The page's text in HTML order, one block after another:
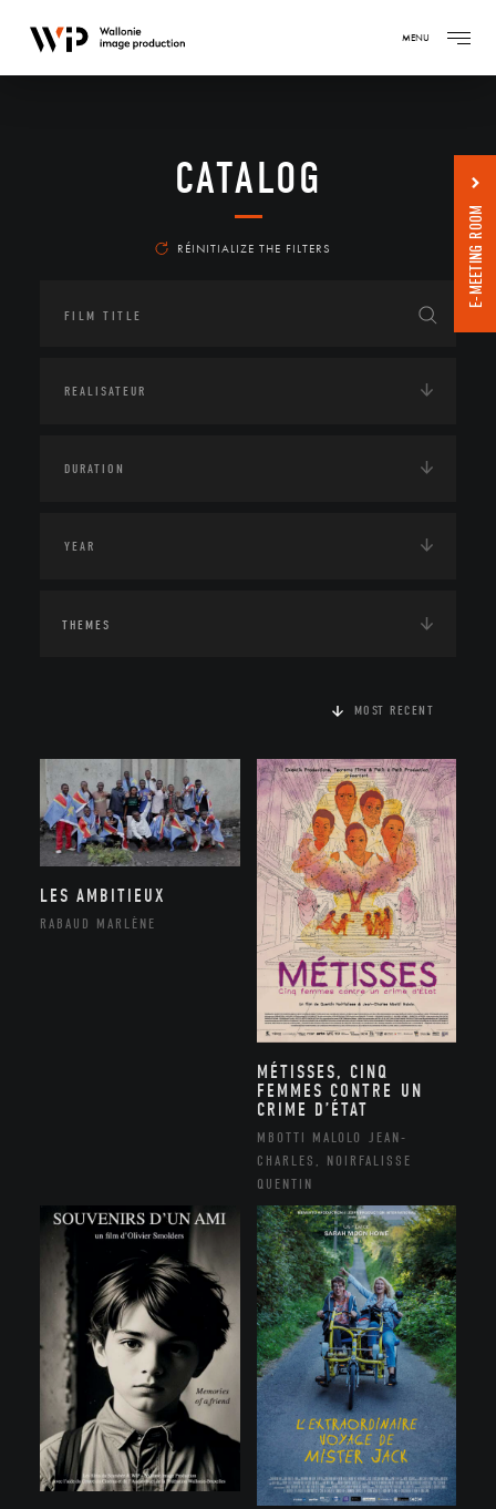
MENU
CATALOG
RÉINITIALIZE THE FILTERS
THEMES
MOST RECENT
LES AMBITIEUX
RABAUD MARLÈNE
MÉTISSES, CINQ
FEMMES CONTRE UN
CRIME D’ÉTAT
MBOTTI MALOLO JEAN-
CHARLES, NOIRFALISSE
QUENTIN
E-MEETING ROOM